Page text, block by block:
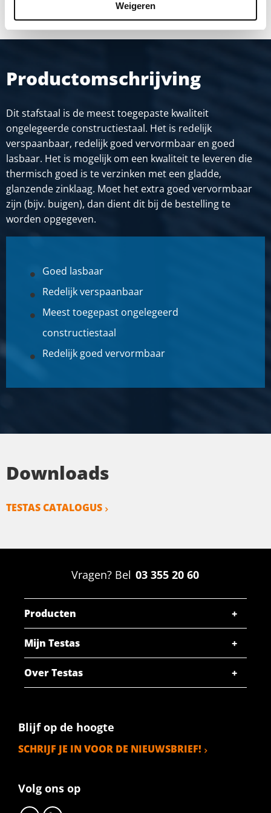
Weigeren
Productomschrijving
Dit stafstaal is de meest toegepaste kwaliteit
ongelegeerde constructiestaal. Het is redelijk
verspaanbaar, redelijk goed vervormbaar en goed
lasbaar. Het is mogelijk om een kwaliteit te leveren die
thermisch goed is te verzinken met een gladde,
glanzende zinklaag. Moet het extra goed vervormbaar
zijn (bijv. buigen), dan dient dit bij de bestelling te
worden opgegeven.
Goed lasbaar
Redelijk verspaanbaar
Meest toegepast ongelegeerd
constructiestaal
Redelijk goed vervormbaar
Downloads
TESTAS CATALOGUS
Vragen? Bel 03 355 20 60
Producten
Mijn Testas
Over Testas
Blijf op de hoogte
SCHRIJF JE IN VOOR DE NIEUWSBRIEF!
Volg ons op